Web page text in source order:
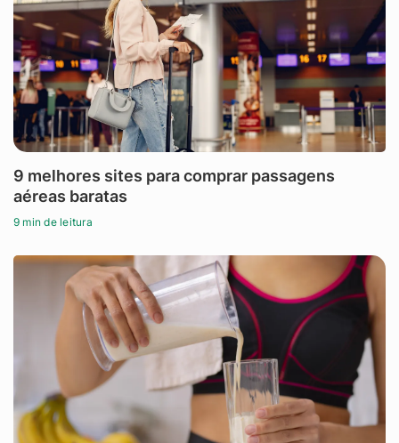
9 melhores sites para comprar passagens
aéreas baratas
9 min de leitura